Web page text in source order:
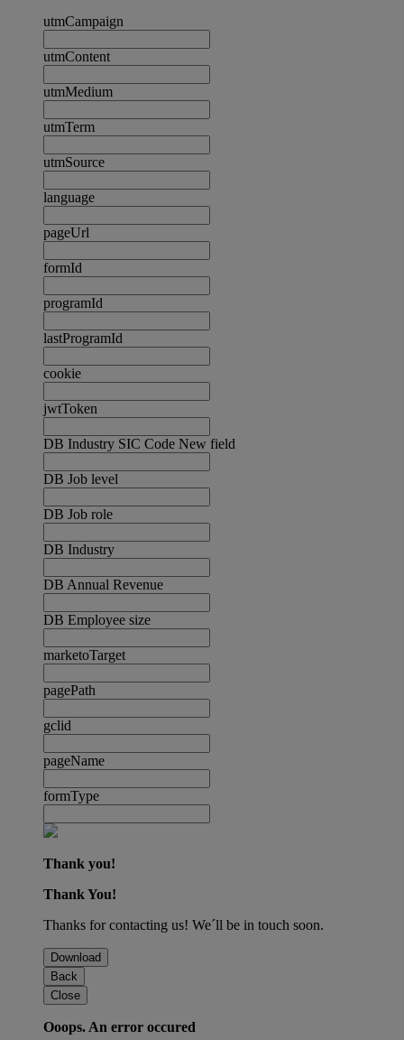
utmCampaign
utmContent
utmMedium
utmTerm
utmSource
language
pageUrl
formId
programId
lastProgramId
cookie
jwtToken
DB Industry SIC Code New field
DB Job level
DB Job role
DB Industry
DB Annual Revenue
DB Employee size
marketoTarget
pagePath
gclid
pageName
formType
Thank you!
Thank You!
Thanks for contacting us! We´ll be in touch soon.
Download
Back
Close
Ooops. An error occured